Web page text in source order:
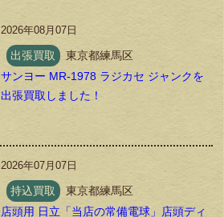
2026年08月07日
出張買取
東京都練馬区
サンヨー MR-1978 ラジカセ ジャンクを
出張買取しました！
2026年07月07日
持込買取
東京都練馬区
店頭用 日立「当店の常備電球」店頭ディ